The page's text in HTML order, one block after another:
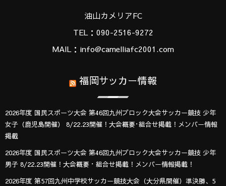
油山カメリアFC
TEL：090-2516-9272
MAIL：info@camelliafc2001.com
福岡サッカー情報
2026年度 国民スポーツ大会 第46回九州ブロック大会サッカー競技 少年
女子（鹿児島開催） 8/22.23開催！大会概要･組合せ掲載！メンバー情報
掲載
2026年度 国民スポーツ大会 第46回九州ブロック大会サッカー競技 少年
男子 8/22.23開催！大会概要・組合せ掲載！メンバー情報掲載！
2026年度 第57回九州中学校サッカー競技大会（大分県開催）準決勝、5